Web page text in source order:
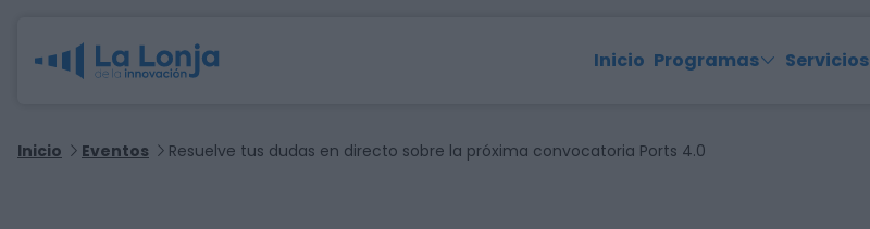
Inicio Programas Servicios
Inicio Eventos Resuelve tus dudas en directo sobre la próxima convocatoria Ports 4.0